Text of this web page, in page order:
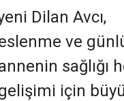
Dilan Avcı,
ve
sağlığı
için